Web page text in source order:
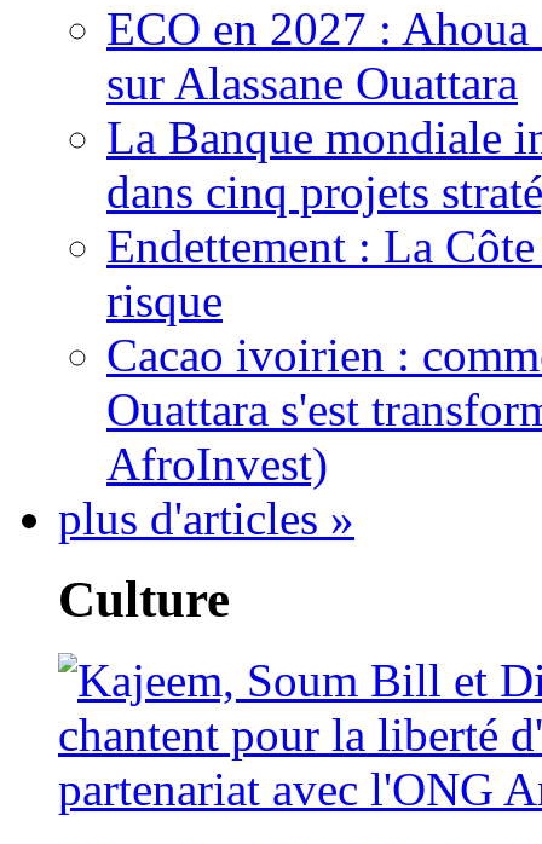
ECO en 2027 :
sur Alassane Ouattara
La Banque mondiale
dans cinq projets
Endettement : La
risque
Cacao ivoirien :
Ouattara s'est
AfroInvest)
plus d'articles »
Culture